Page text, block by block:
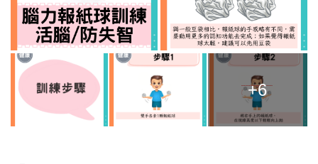
+6